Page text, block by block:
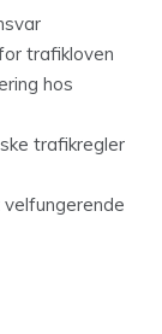
trafikloven
hos
trafikregler